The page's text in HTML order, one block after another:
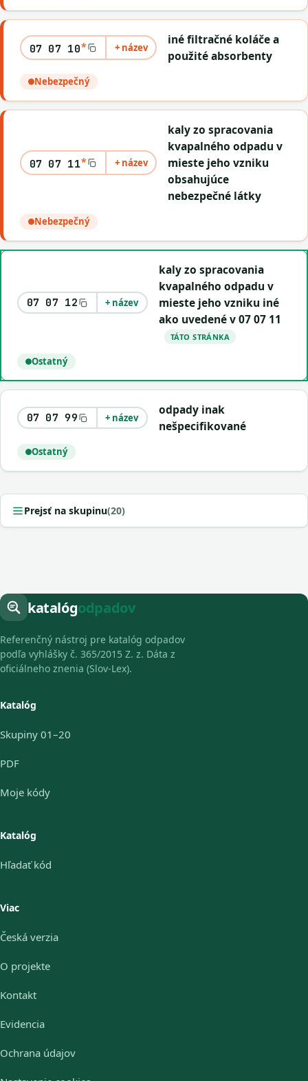
07 07 10* + název
iné filtračné koláče a
použité absorbenty
Nebezpečný
07 07 11* + název
kaly zo spracovania
kvapalného odpadu v
mieste jeho vzniku
obsahujúce
nebezpečné látky
Nebezpečný
07 07 12 + název
kaly zo spracovania
kvapalného odpadu v
mieste jeho vzniku iné
ako uvedené v 07 07 11
TÁTO STRÁNKA
Ostatný
07 07 99 + název
odpady inak
nešpecifikované
Ostatný
Prejsť na skupinu(20)
katalógodpadov
Referenčný nástroj pre katalóg odpadov
podľa vyhlášky č. 365/2015 Z. z. Dáta z
oficiálneho znenia (Slov-Lex).
Katalóg
Skupiny 01–20
PDF
Moje kódy
Katalóg
Hľadať kód
Viac
Česká verzia
O projekte
Kontakt
Evidencia
Ochrana údajov